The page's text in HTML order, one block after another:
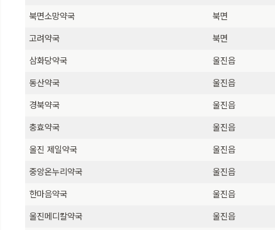
북면소망약국 북면
고려약국 북면
삼화당약국 울진읍
동산약국 울진읍
경북약국 울진읍
충효약국 울진읍
울진 제일약국 울진읍
중앙온누리약국 울진읍
한마음약국 울진읍
울진메디칼약국 울진읍